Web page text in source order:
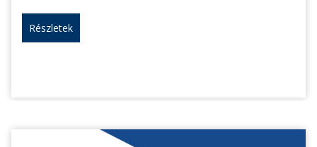
Részletek